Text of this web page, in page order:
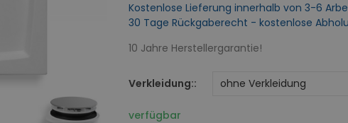
Kostenlose Lieferung innerhalb von 3-6
30 Tage Rückgaberecht - kostenlose
10 Jahre Herstellergarantie!
Verkleidung:
verfügbar